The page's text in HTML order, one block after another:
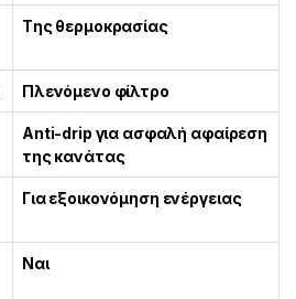
Tης θερμοκρασίας
Πλενόμενο φίλτρο
Anti-drip για ασφαλή αφαίρεση
της κανάτας
Για εξοικονόμηση ενέργειας
Ναι